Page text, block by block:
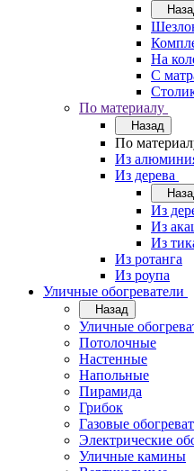
На
С
По материалу
Назад
По
Из
Из дерева
Из
Из
Из
Из ротанга
Из роупа
Уличные обогреватели
Назад
Уличные
Потолочные
Настенные
Напольные
Пирамида
Грибок
Газовые
Электрические
Уличные камины